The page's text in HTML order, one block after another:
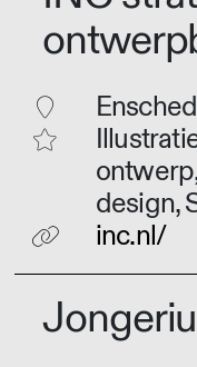
design,
inc.nl/